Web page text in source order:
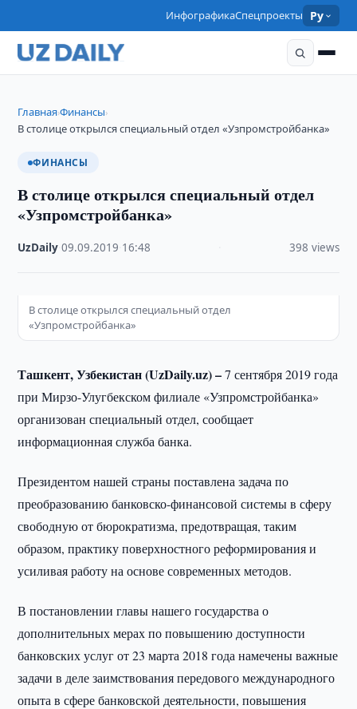
ИнфографикаСпецпроекты Ру
Главная›Финансы›
В столице открылся специальный отдел «Узпромстройбанка»
ФИНАНСЫ
В столице открылся специальный отдел
«Узпромстройбанка»
UzDaily ·09.09.2019 16:48 398 views
В столице открылся специальный отдел
«Узпромстройбанка»
Ташкент, Узбекистан (UzDaily.uz) –7 сентября 2019 года
при Мирзо-Улугбекском филиале «Узпромстройбанка»
организован специальный отдел, сообщает
информационная служба банка.
Президентом нашей страны поставлена задача по
преобразованию банковско-финансовой системы в сферу
свободную от бюрократизма, предотвращая, таким
образом, практику поверхностного реформирования и
усиливая работу на основе современных методов.
В постановлении главы нашего государства о
дополнительных мерах по повышению доступности
банковских услуг от 23 марта 2018 года намечены важные
задачи в деле заимствования передового международного
опыта в сфере банковской деятельности, повышения